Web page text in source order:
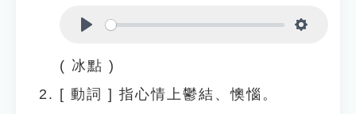
( 冰點 )
[ 動詞 ] 指心情上鬱結、懊惱。